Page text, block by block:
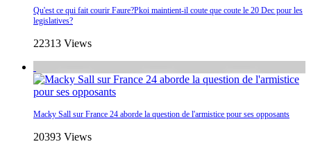
Qu'est ce qui fait courir Faure?Pkoi maintient-il coute que coute le 20 Dec pour les
legislatives?
22313 Views
Macky Sall sur France 24 aborde la question de l'armistice pour ses opposants
20393 Views